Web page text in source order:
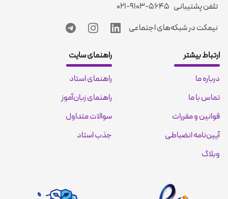
تلفن پشتیبانی ۰۲۱-۹۱۰۳-۵۶۴۵
نیمکت در شبکه‌های اجتماعی
ارتباط بیشتر
درباره ما
تماس با ما
قوانین و مقررات
آیین‌نامه انضباطی
وبلاگ
راهنمای سایت
راهنمای استاد
راهنمای زبان‌آموز
سوالات متداول
جذب استاد